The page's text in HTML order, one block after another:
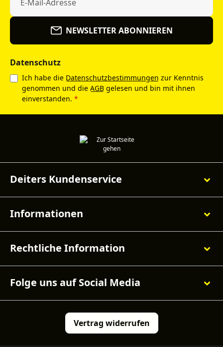
NEWSLETTER ABONNIEREN
Datenschutz
Ich habe die Datenschutzbestimmungen zur Kenntnis
genommen und die AGB gelesen und bin mit ihnen
einverstanden. *
Deiters Kundenservice
Informationen
Rechtliche Information
Folge uns auf Social Media
Vertrag widerrufen